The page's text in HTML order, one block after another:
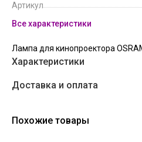
Артикул
Все характеристики
Лампа для кинопроектора
Характеристики
Доставка и оплата
Похожие товары